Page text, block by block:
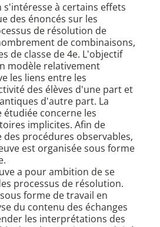
s'intéresse à certains effets
des énoncés sur les
de résolution de
de combinaisons,
de classe de 4e. L'objectif
modèle relativement
les liens entre les
des élèves d'une part et
d'autre part. La
concerne les
implicites. Afin de
des procédures observables,
est organisée sous forme
a pour ambition de se
processus de résolution.
forme de travail en
du contenu des échanges
les interprétations des